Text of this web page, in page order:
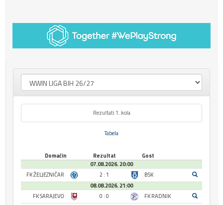
Rezultati 1. kola
Tabela
Domaćin Rezultat
Gost
07.08.2026. 20:00
FK ŽELJEZNIČAR
2 : 1
BSK
08.08.2026. 21:00
FK SARAJEVO
0 : 0
FK RADNIK